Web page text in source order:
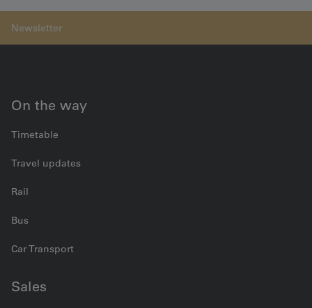
On the way
Timetable
Travel updates
Rail
Bus
Car Transport
Sales